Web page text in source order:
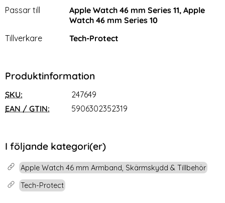
Passar till
Apple Watch 46 mm Series 11, Apple
Watch 46 mm Series 10
Tillverkare
Tech-Protect
Produktinformation
SKU:
247649
EAN / GTIN:
5906302352319
I följande kategori(er)
Apple Watch 46 mm Armband, Skärmskydd & Tillbehör
Tech-Protect